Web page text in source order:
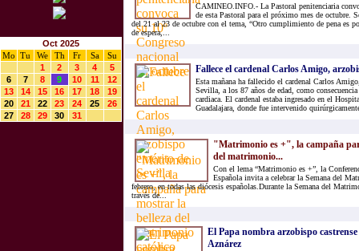
Oct 2025
Mo
Tu We Th Fr Sa
Su
1
2 3 4
5
6
7 8 9 10 11
12
13
14 15 16 17 18
19
20
21 22 23 24 25
26
27
28 29 30 31
CAMINEO.INFO.- La Pastoral penitenciaria
de esta Pastoral para el próximo mes de octubre.
del 21 al 23 de octubre con el tema, “Otro cumplimiento de pena es
de espera,...
Fallece el cardenal Carlos Amigo,
Esta mañana ha fallecido el cardenal Carlos
Sevilla, a los 87 años de edad, como
cardiaca. El cardenal estaba ingresado en el
Guadalajara, donde fue intervenido
"Matrimonio es +", la campaña
del matrimonio...
Con el lema “Matrimonio es +”, la
Española invita a celebrar la Semana del
febrero, en todas las diócesis españolas.Durante la Semana del
través de...
El Papa nombra arzobispo
Aznárez